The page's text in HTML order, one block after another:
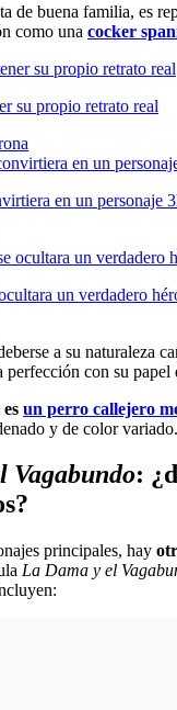
de buena familia, es
como una cocker
su propio retrato real
en un personaje
un verdadero
a su naturaleza
perfección con su papel
un perro callejero
y de color variado.
Vagabundo:
principales, hay
La Dama y el